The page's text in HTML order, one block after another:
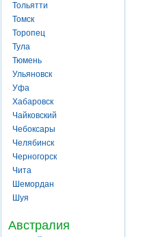
Тольятти
Томск
Торопец
Тула
Тюмень
Ульяновск
Уфа
Хабаровск
Чайковский
Чебоксары
Челябинск
Черногорск
Чита
Шемордан
Шуя
Австралия